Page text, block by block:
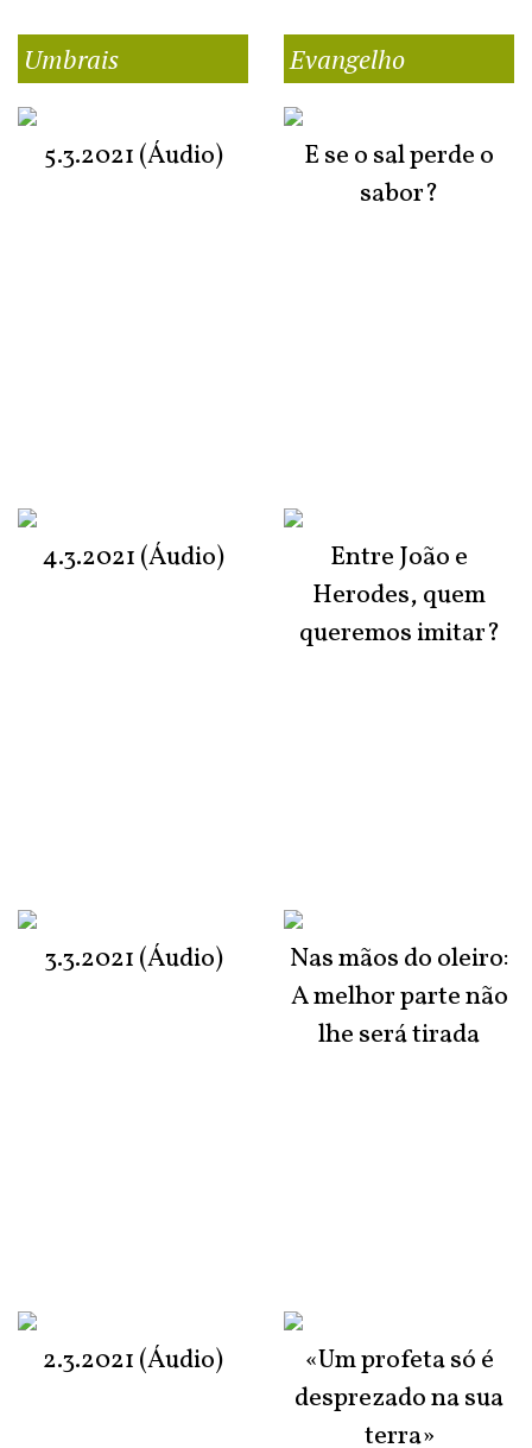
Umbrais
5.3.2021 (Áudio)
4.3.2021 (Áudio)
3.3.2021 (Áudio)
2.3.2021 (Áudio)
Evangelho
E se o sal perde o
sabor?
Entre João e
Herodes, quem
queremos imitar?
Nas mãos do oleiro:
A melhor parte não
lhe será tirada
«Um profeta só é
desprezado na sua
terra»